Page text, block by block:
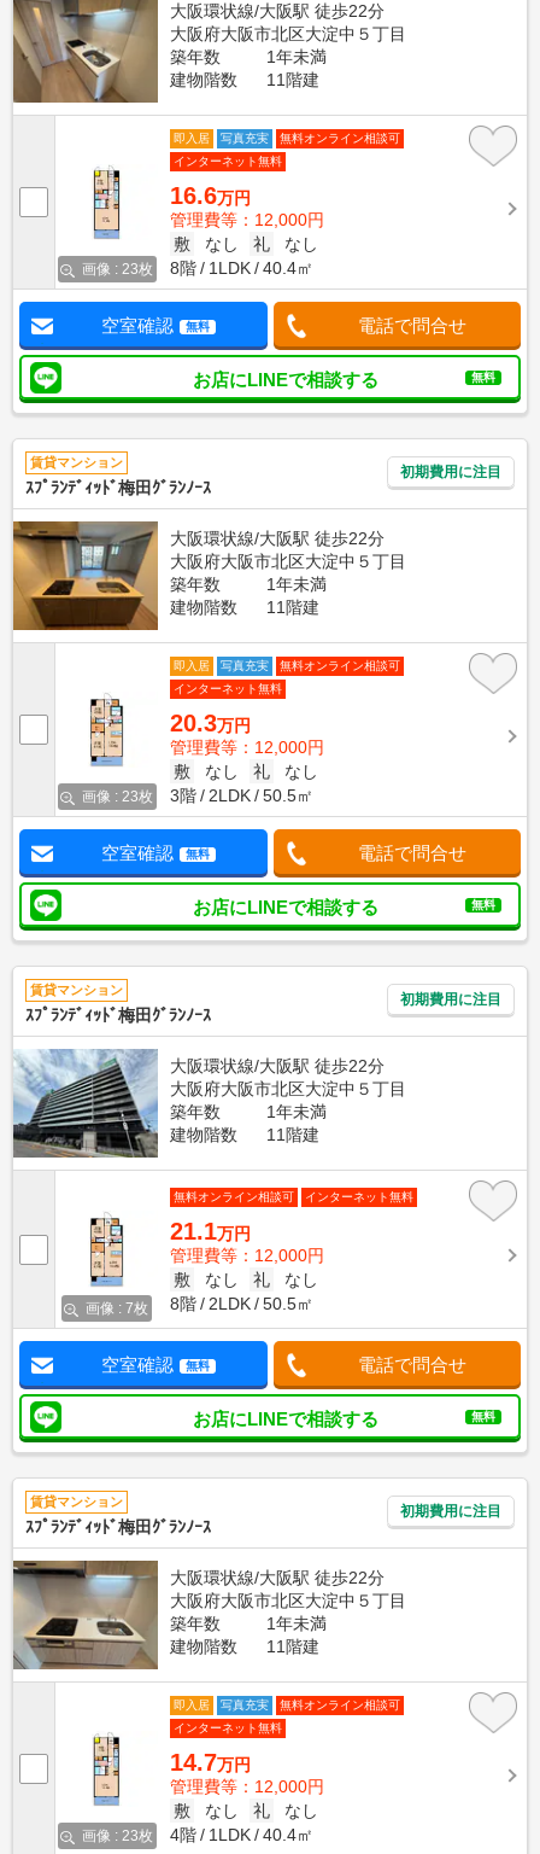
大阪環状線/大阪駅 徒歩22分
大阪府大阪市北区大淀中５丁目
築年数
1年未満
建物階数
11階建
画像 : 23枚
即入居 写真充実
無料オンライン相談可
インターネット無料
16.6万円
管理費等：12,000円
敷
なし 礼
なし
8階
1LDK 40.4㎡
空室確認 無料 電話で問合せ
お店にLINEで相談する 無料
賃貸マンション
ｽﾌﾟﾗﾝﾃﾞｨｯﾄﾞ梅田ｸﾞﾗﾝﾉｰｽ
初期費用に注目
大阪環状線/大阪駅 徒歩22分
大阪府大阪市北区大淀中５丁目
築年数
1年未満
建物階数
11階建
画像 : 23枚
即入居 写真充実
無料オンライン相談可
インターネット無料
20.3万円
管理費等：12,000円
敷
なし 礼
なし
3階
2LDK 50.5㎡
空室確認 無料 電話で問合せ
お店にLINEで相談する 無料
賃貸マンション
ｽﾌﾟﾗﾝﾃﾞｨｯﾄﾞ梅田ｸﾞﾗﾝﾉｰｽ
初期費用に注目
大阪環状線/大阪駅 徒歩22分
大阪府大阪市北区大淀中５丁目
築年数
1年未満
建物階数
11階建
画像 : 7枚
無料オンライン相談可 インターネット無料
21.1万円
管理費等：12,000円
敷
なし 礼
なし
8階
2LDK 50.5㎡
空室確認 無料 電話で問合せ
お店にLINEで相談する 無料
賃貸マンション
ｽﾌﾟﾗﾝﾃﾞｨｯﾄﾞ梅田ｸﾞﾗﾝﾉｰｽ
初期費用に注目
大阪環状線/大阪駅 徒歩22分
大阪府大阪市北区大淀中５丁目
築年数
1年未満
建物階数
11階建
画像 : 23枚
即入居 写真充実
無料オンライン相談可
インターネット無料
14.7万円
管理費等：12,000円
敷
なし 礼
なし
4階
1LDK 40.4㎡